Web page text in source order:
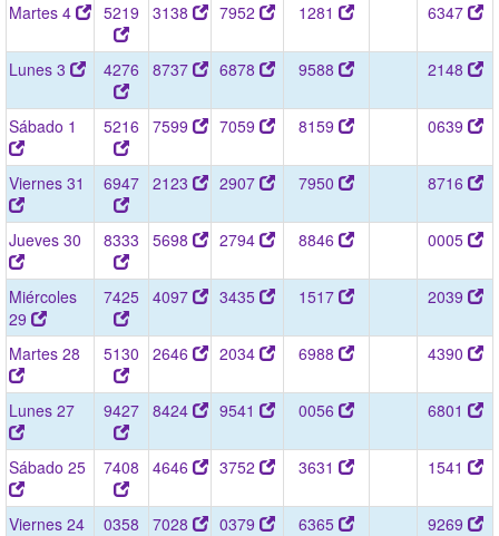
Martes 4 5219 3138 7952 1281 6347
Lunes 3 4276 8737 6878 9588 2148
Sábado 1 5216 7599 7059 8159 0639
Viernes 31 6947 2123 2907 7950 8716
Jueves 30 8333 5698 2794 8846 0005
Miércoles
29
7425 4097 3435 1517 2039
Martes 28 5130 2646 2034 6988 4390
Lunes 27 9427 8424 9541 0056 6801
Sábado 25 7408 4646 3752 3631 1541
Viernes 24 0358 7028 0379 6365 9269